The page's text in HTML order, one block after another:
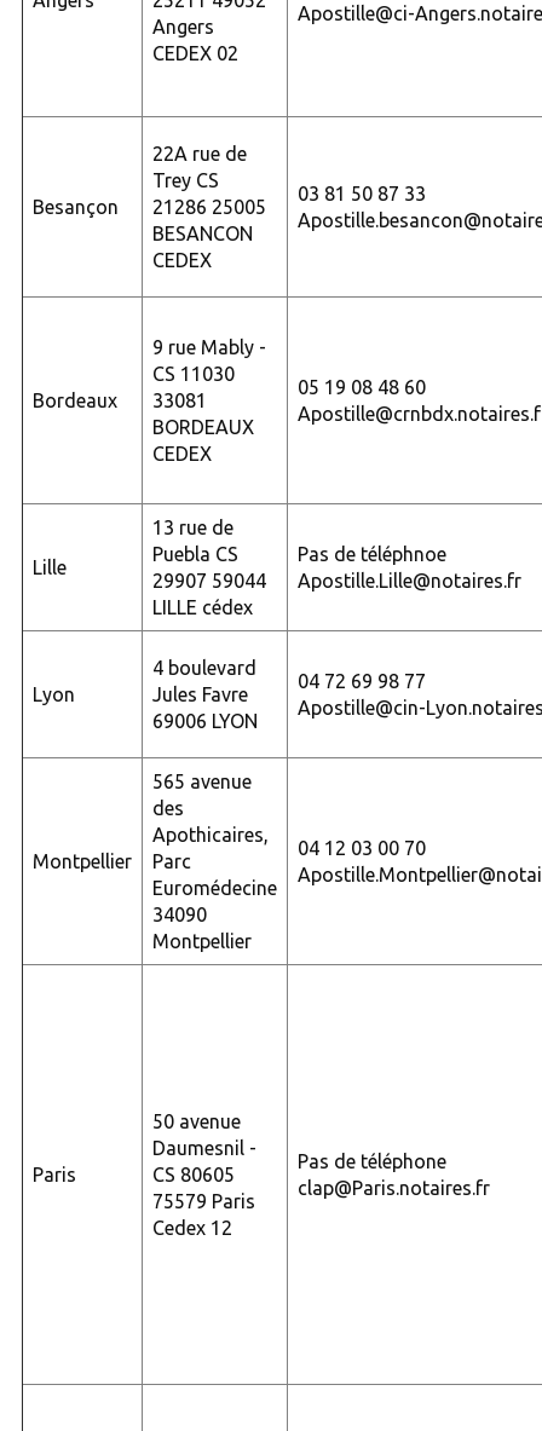
Angers
CEDEX 02
Apostille@ci-
Besançon
22A rue de
Trey CS
21286 25005
BESANCON
CEDEX
03 81 50 87 33
Bordeaux
9 rue Mably -
CS 11030
33081
BORDEAUX
CEDEX
05 19 08 48 60
Lille
13 rue de
Puebla CS
29907 59044
LILLE cédex
Pas de téléphnoe
Apostille.Lille@notaires.fr
Lyon
4 boulevard
Jules Favre
69006 LYON
04 72 69 98 77
Apostille@cin-
Montpellier
565 avenue
des
Apothicaires,
Parc
Euromédecine
34090
Montpellier
04 12 03 00 70
Paris
50 avenue
Daumesnil -
CS 80605
75579 Paris
Cedex 12
Pas de téléphone
clap@Paris.notaires.fr